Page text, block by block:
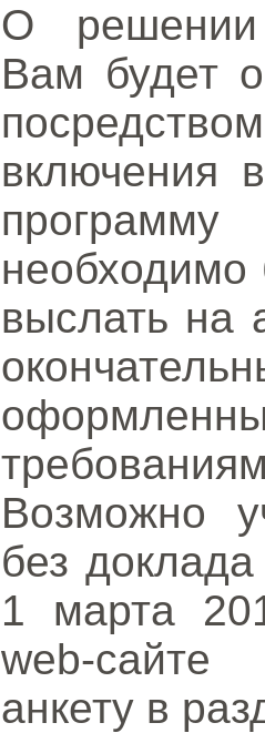
О решении
Вам будет
включения
выслать на
Возможно
без
1 марта
web-сайте
анкету в